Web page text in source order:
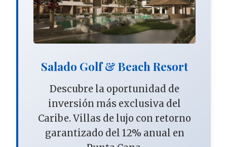
Salado Golf & Beach Resort
Descubre la oportunidad de
inversión más exclusiva del
Caribe. Villas de lujo con retorno
garantizado del 12% anual en